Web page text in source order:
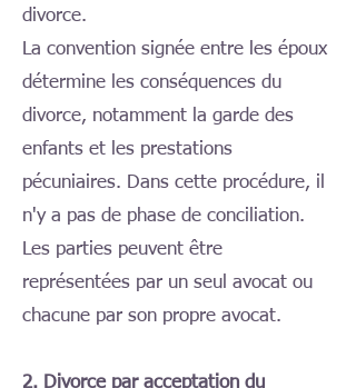
divorce.
La convention signée entre les époux
détermine les conséquences du
divorce, notamment la garde des
enfants et les prestations
pécuniaires. Dans cette procédure, il
n'y a pas de phase de conciliation.
Les parties peuvent être
représentées par un seul avocat ou
chacune par son propre avocat.
2. Divorce par acceptation du